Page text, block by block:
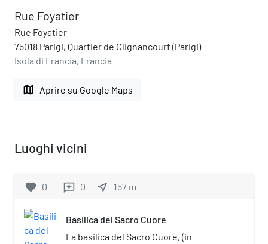
Rue Foyatier
Rue Foyatier
75018 Parigi, Quartier de Clignancourt (Parigi)
Isola di Francia, Francia
map Aprire su Google Maps
Luoghi vicini
favorite 0 reviews 0 near_me 157 m
Basilica del Sacro Cuore
La basilica del Sacro Cuore, (in